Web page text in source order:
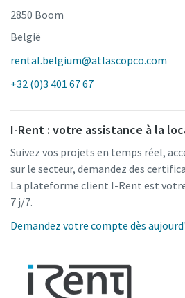
2850 Boom
België
rental.belgium@atlascopco.com
+32 (0)3 401 67 67
I-Rent : votre assistance à la
Suivez vos projets en temps réel,
sur le secteur, demandez des
La plateforme client I-Rent est
7 j/7.
Demandez votre compte dès